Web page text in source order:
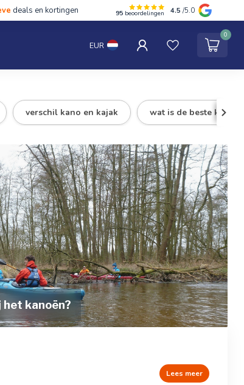
deals en kortingen 95 beoordelingen 4.5 /5.0
EUR
0
Tentipi Blog Spaar punten
Contact
verschil kano en kajak wat is de beste kano
kanoën?
Lees meer